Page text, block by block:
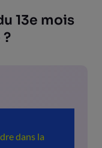
13e mois